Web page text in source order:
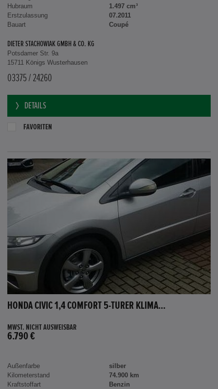
Hubraum
1.497 cm³
Erstzulassung
07.2011
Bauart
Coupé
DIETER STACHOWIAK GMBH & CO. KG
Potsdamer Str. 9a
15711 Königs Wusterhausen
03375 / 24260
DETAILS
FAVORITEN
HONDA CIVIC 1,4 COMFORT 5-TÜRER KLIMA...
MWST. NICHT AUSWEISBAR
6.790 €
Außenfarbe
silber
Kilometerstand
74.900 km
Kraftstoffart
Benzin